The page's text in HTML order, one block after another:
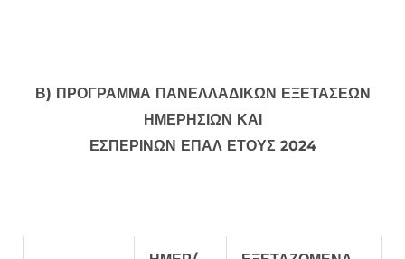
Β) ΠΡΟΓΡΑΜΜΑ ΠΑΝΕΛΛΑΔΙΚΩΝ ΕΞΕΤΑΣΕΩΝ
ΗΜΕΡΗΣΙΩΝ ΚΑΙ
ΕΣΠΕΡΙΝΩΝ ΕΠΑΛ ΕΤΟΥΣ 2024